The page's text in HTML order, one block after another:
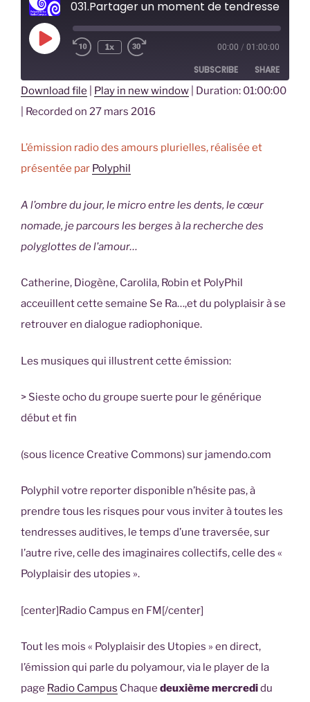
Play
Episode
1x 00:00 / 01:00:00
SUBSCRIBE SHARE
RSS FEED
SHARE
EMBED
Download file Play in new window
Duration: 01:00:00
Recorded on 27 mars 2016
L’émission radio des amours plurielles, réalisée et
présentée par Polyphil
A l’ombre du jour, le micro entre les dents, le cœur
nomade, je parcours les berges à la recherche des
polyglottes de l’amour…
Catherine, Diogène, Carolila, Robin et PolyPhil
acceuillent cette semaine Se Ra…,et du polyplaisir à se
retrouver en dialogue radiophonique.
Les musiques qui illustrent cette émission:
> Sieste ocho du groupe suerte pour le générique
début et fin
(sous licence Creative Commons) sur jamendo.com
Polyphil votre reporter disponible n’hésite pas, à
prendre tous les risques pour vous inviter à toutes les
tendresses auditives, le temps d’une traversée, sur
l’autre rive, celle des imaginaires collectifs, celle des «
Polyplaisir des utopies ».
[center]Radio Campus en FM[/center]
Tout les mois « Polyplaisir des Utopies » en direct,
l’émission qui parle du polyamour, via le player de la
page Radio Campus Chaque deuxième mercredidu